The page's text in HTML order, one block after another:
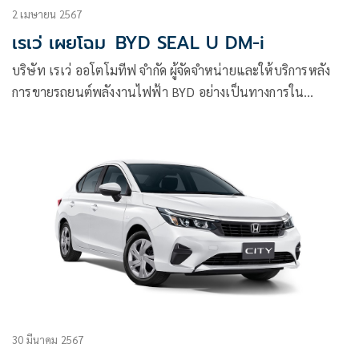
2 เมษายน 2567
เรเว่ เผยโฉม BYD SEAL U DM-i
บริษัท เรเว่ ออโตโมทีฟ จำกัด ผู้จัดจําหน่ายและให้บริการหลัง
การขายรถยนต์พลังงานไฟฟ้า BYD อย่างเป็นทางการใน
30 มีนาคม 2567